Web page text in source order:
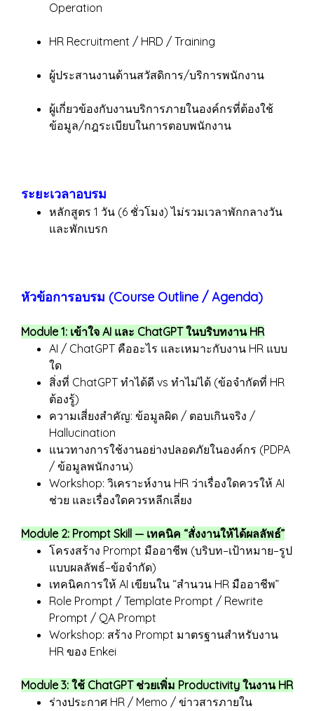
Operation
HR Recruitment / HRD / Training
ผู้ประสานงานด้านสวัสดิการ/บริการพนักงาน
ผู้เกี่ยวข้องกับงานบริการภายในองค์กรที่ต้องใช้
ข้อมูล/กฎระเบียบในการตอบพนักงาน
ระยะเวลาอบรม
หลักสูตร 1 วัน (6 ชั่วโมง) ไม่รวมเวลาพักกลางวัน
และพักเบรก
หัวข้อการอบรม (Course Outline / Agenda)
Module 1: เข้าใจ AI และ ChatGPT ในบริบทงาน HR
AI / ChatGPT คืออะไร และเหมาะกับงาน HR แบบ
ใด
สิ่งที่ ChatGPT ทำได้ดี vs ทำไม่ได้ (ข้อจำกัดที่ HR
ต้องรู้)
ความเสี่ยงสำคัญ: ข้อมูลผิด / ตอบเกินจริง /
Hallucination
แนวทางการใช้งานอย่างปลอดภัยในองค์กร (PDPA
/ ข้อมูลพนักงาน)
Workshop: วิเคราะห์งาน HR ว่าเรื่องใดควรให้ AI
ช่วย และเรื่องใดควรหลีกเลี่ยง
Module 2: Prompt Skill — เทคนิค “สั่งงานให้ได้ผลลัพธ์”
โครงสร้าง Prompt มืออาชีพ (บริบท–เป้าหมาย–รูป
แบบผลลัพธ์–ข้อจำกัด)
เทคนิคการให้ AI เขียนใน “สำนวน HR มืออาชีพ”
Role Prompt / Template Prompt / Rewrite
Prompt / QA Prompt
Workshop: สร้าง Prompt มาตรฐานสำหรับงาน
HR ของ Enkei
Module 3: ใช้ ChatGPT ช่วยเพิ่ม Productivity ในงาน HR
ร่างประกาศ HR / Memo / ข่าวสารภายใน